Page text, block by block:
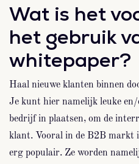
Wat is het
het gebruik
whitepaper?
Haal nieuwe klanten binnen
Je kunt hier namelijk leuke
bedrijf in plaatsen, om de
klant. Vooral in de B2B markt
erg populair. Ze worden